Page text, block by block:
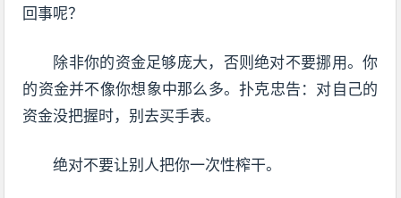
回事呢？
除非你的资金足够庞大，否则绝对不要挪用。你
的资金并不像你想象中那么多。扑克忠告：对自己的
资金没把握时，别去买手表。
绝对不要让别人把你一次性榨干。